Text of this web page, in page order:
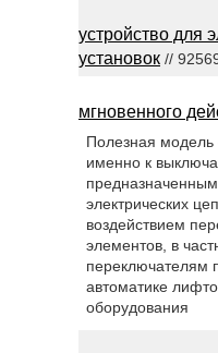
устройство для
установок //
мгновенного
Полезная модель
именно к
электрических
воздействием
элементов, в
переключателям
автоматике
оборудования